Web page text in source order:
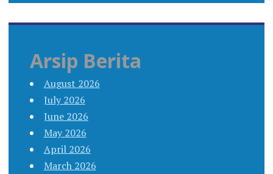
Arsip Berita
August 2026
July 2026
June 2026
May 2026
April 2026
March 2026